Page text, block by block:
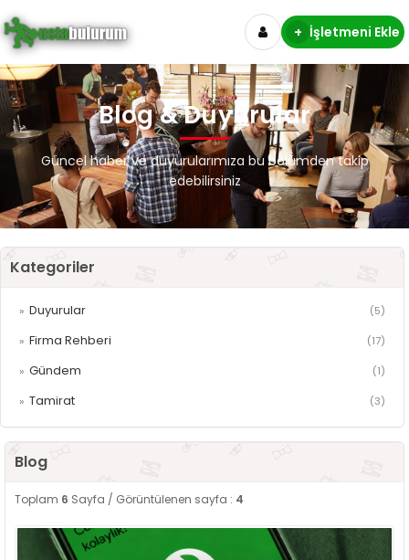
+ İşletmeni Ekle
Blog & Duyurular
Güncel haber ve duyurularımıza bu bölümden takip
edebilirsiniz
Kategoriler
» Duyurular (5)
» Firma Rehberi (17)
» Gündem (1)
» Tamirat (3)
Blog
Toplam 6 Sayfa / Görüntülenen sayfa : 4